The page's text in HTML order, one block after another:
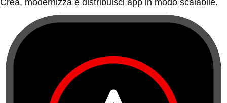
Crea, modernizza e distribuisci app in modo scalabile.